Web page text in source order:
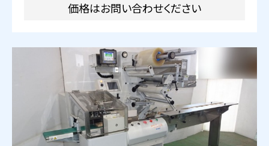
価格はお問い合わせください